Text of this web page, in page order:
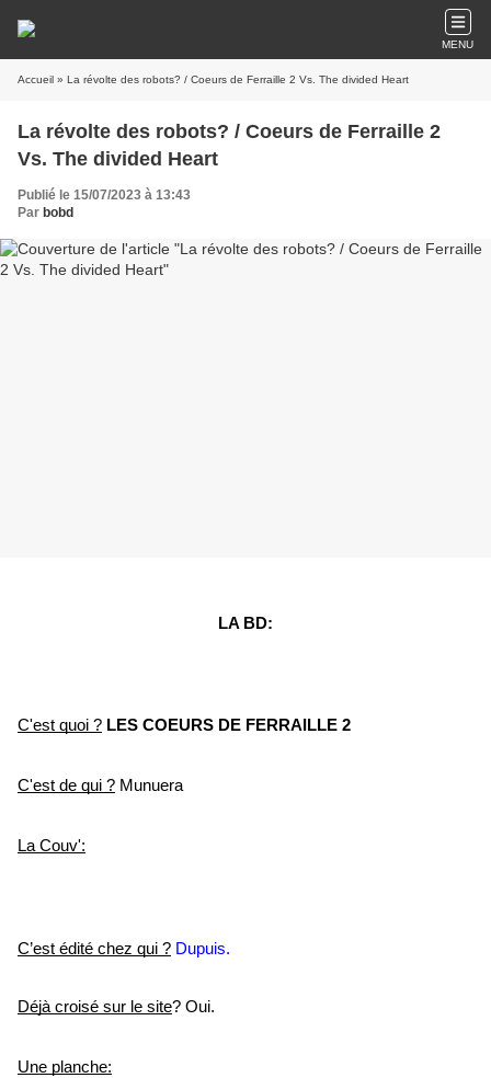
MENU
Accueil » La révolte des robots? / Coeurs de Ferraille 2 Vs. The divided Heart
La révolte des robots? / Coeurs de Ferraille 2
Vs. The divided Heart
Publié le 15/07/2023 à 13:43
Par bobd
LA BD:
C'est quoi ? LES COEURS DE FERRAILLE 2
C'est de qui ? Munuera
La Couv':
C’est édité chez qui ? Dupuis.
Déjà croisé sur le site? Oui.
Une planche: